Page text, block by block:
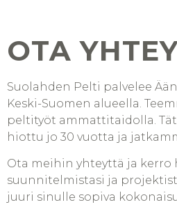
OTA
Suolahden Pelti palvelee
Keski-Suomen alueella.
peltityöt ammattitaidolla.
hiottu jo 30 vuotta ja
Ota meihin yhteyttä ja kerro
suunnitelmistasi ja
juuri sinulle sopiva